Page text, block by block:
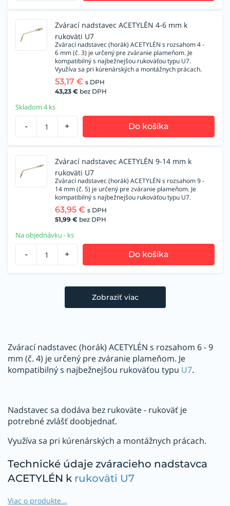
Zvárací nadstavec ACETYLÉN 4-6 mm k
rukoväti U7
Zvárací nadstavec (horák) ACETYLÉN s rozsahom 4 -
6 mm (č. 3) je určený pre zváranie plameňom. Je
kompatibilný s najbežnejšou rukoväťou typu U7.
Využíva sa pri kúrenárských a montážnych prácach.
53,17 € s DPH
43,23 € bez DPH
Skladom 4 ks
- + Do košíka
Zvárací nadstavec ACETYLÉN 9-14 mm k
rukoväti U7
Zvárací nadstavec (horák) ACETYLÉN s rozsahom 9 -
14 mm (č. 5) je určený pre zváranie plameňom. Je
kompatibilný s najbežnejšou rukoväťou typu U7.
63,95 € s DPH
51,99 € bez DPH
Na objednávku - ks
- + Do košíka
Zobraziť viac
Zvárací nadstavec (horák) ACETYLÉN s rozsahom 6 - 9
mm (č. 4) je určený pre zváranie plameňom. Je
kompatibilný s najbežnejšou rukoväťou typu U7.
Nadstavec sa dodáva bez rukoväte - rukoväť je
potrebné zvlášť doobjednať.
Využíva sa pri kúrenárských a montážnych prácach.
Technické údaje zváracieho nadstavca
ACETYLÉN k rukoväti U7
Viac o produkte...